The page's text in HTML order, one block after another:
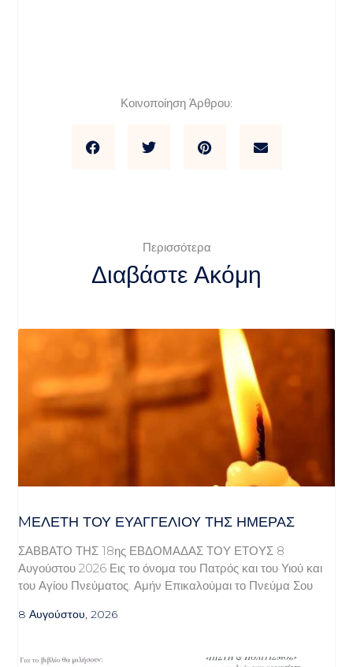
Κοινοποίηση Άρθρου:
Περισσότερα
Διαβάστε Ακόμη
MΕΛΈΤΗ ΤΟΥ ΕΥΑΓΓΕΛΊΟΥ ΤΗΣ ΗΜΈΡΑΣ
ΣΑΒΒΑΤΟ ΤΗΣ 18ης ΕΒΔΟΜΑΔΑΣ ΤΟΥ ΕΤΟΥΣ 8
Αυγούστου 2026 Εις το όνομα του Πατρός και του Υιού και
του Αγίου Πνεύματος. Αμήν Επικαλούμαι το Πνεύμα Σου
8 Αυγούστου, 2026